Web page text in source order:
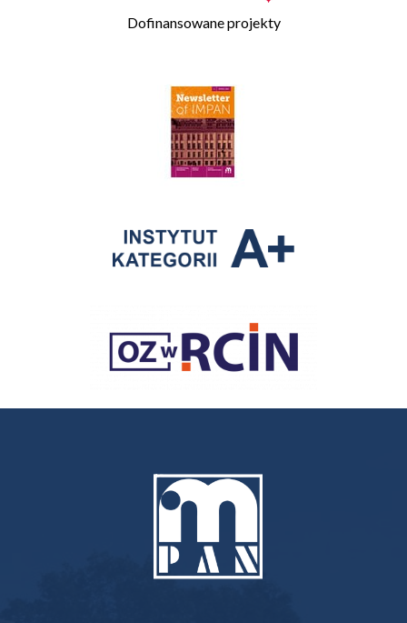
Dofinansowane projekty